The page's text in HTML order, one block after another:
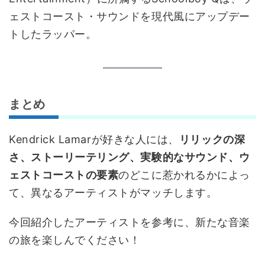
ェストコースト・サウンドを現代風にアップデー
トしたラッパー。
まとめ
Kendrick Lamarが好きな人には、
リリックの深
さ、ストーリーテリング、実験的なサウンド、ウ
ェストコーストの要素のどこに惹かれるかによっ
て、異なるアーティストがマッチします。
今回紹介したアーティストを参考に、新たな音楽
の旅を楽しんでください！